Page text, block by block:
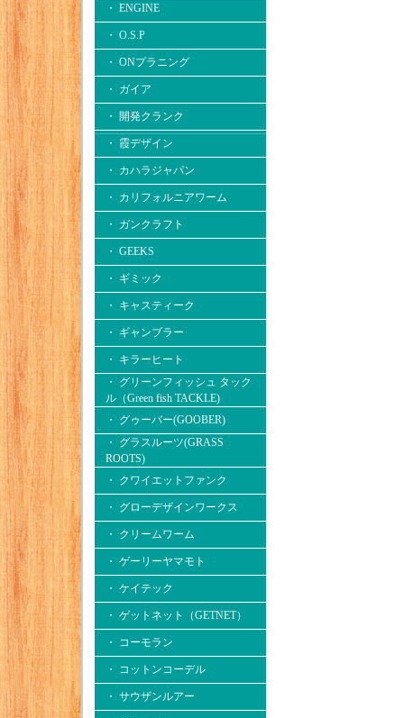
・ ENGINE
・ O.S.P
・ ONプラニング
・ ガイア
・ 開発クランク
・ 霞デザイン
・ カハラジャパン
・ カリフォルニアワーム
・ ガンクラフト
・ GEEKS
・ ギミック
・ キャスティーク
・ ギャンブラー
・ キラーヒート
・ グリーンフィッシュ タック
ル（Green fish TACKLE)
・ グゥーバー(GOOBER)
・ グラスルーツ(GRASS
ROOTS)
・ クワイエットファンク
・ グローデザインワークス
・ クリームワーム
・ ゲーリーヤマモト
・ ケイテック
・ ゲットネット（GETNET）
・ コーモラン
・ コットンコーデル
・ サウザンルアー